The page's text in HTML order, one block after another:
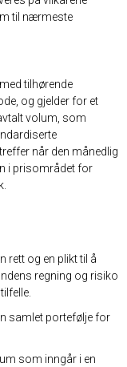
til nærmeste
tilhørende
og gjelder for et
volum, som
når den månedlig
i prisområdet for
rett og en plikt til å
regning og risiko
samlet portefølje for
som inngår i en